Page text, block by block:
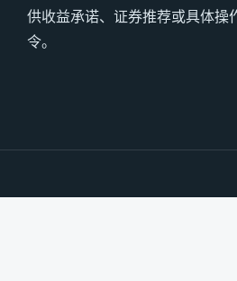
供收益承诺、证券推荐或具体操
令。